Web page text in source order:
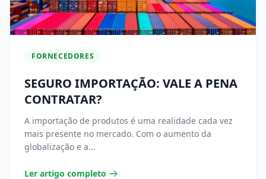
FORNECEDORES
SEGURO IMPORTAÇÃO: VALE A PENA
CONTRATAR?
A importação de produtos é uma realidade cada vez
mais presente no mercado. Com o aumento da
globalização e a...
Ler artigo completo